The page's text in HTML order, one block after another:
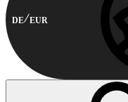
DE EUR